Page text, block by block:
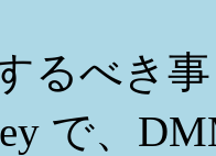
るべき事
で、